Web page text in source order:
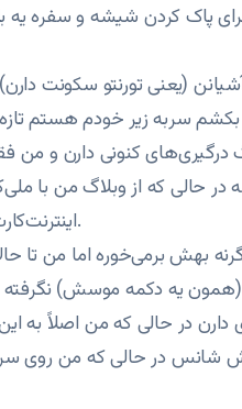
اینترنت‌کارت هم حمایت نمی‌شه.